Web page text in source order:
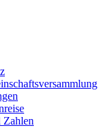
Zahlen